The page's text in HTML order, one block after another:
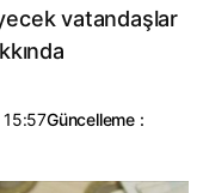
vatandaşlar
Güncelleme :